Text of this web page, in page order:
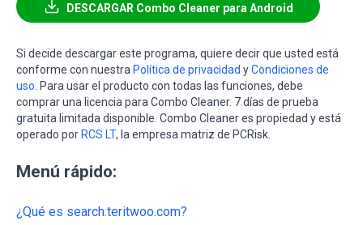
DESCARGAR Combo Cleaner para Android
Si decide descargar este programa, quiere decir que usted está
conforme con nuestra Política de privacidad yCondiciones de
uso . Para usar el producto con todas las funciones, debe
comprar una licencia para Combo Cleaner. 7 días de prueba
gratuita limitada disponible. Combo Cleaner es propiedad y está
operado por RCS LT, la empresa matriz de PCRisk.
Menú rápido:
¿Qué es search.teritwoo.com?